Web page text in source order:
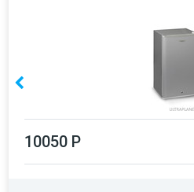
10050 Р